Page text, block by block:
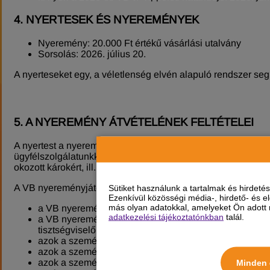
Sütiket használunk a tartalmak és
Ezenkívül közösségi média-, hirdető- és
más olyan adatokkal, amelyeket Ön
adatkezelési tájékoztatónkban talál.
Minden
4. NYERTESEK ÉS NYEREMÉNYEK
Nyeremény: 20.000 Ft értékű vásárlási utalvány
Sorsolás: 2026. július 20.
A nyerteseket egy, a véletlenség elvén alapuló rendszer
5. A NYEREMÉNY ÁTVÉTELÉNEK FELTÉTELEI
A nyertest a nyereményjátékot hirdető Facebook poszt
ügyfélszolgálatunkkal Facebook üzenetben, úgy a
okozott károkért, ill. következményekért nem vállalunk
A VB nyereményjátékban nem vehetnek részt, továbbá a
a VB nyereményjáték Szervezője és Lebonyolítója,
a VB nyereményjáték Szervezőjével és
tisztségviselők és tulajdonosok, valamint ezen
azok a személyek, akik a jelen Szabályzatban foglalt
azok a személyek, akik a Facebook Felhasználási
azok a személyek, akik a VB nyereményjáték